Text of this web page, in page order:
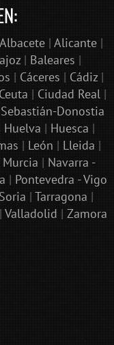
Albacete| Alicante|
| Baleares |
| Cáceres | Cádiz|
Ceuta | Ciudad Real|
Donostia
Huelva | Huesca |
| León | Lleida |
Murcia | Navarra -
| Pontevedra - Vigo
Soria | Tarragona |
| Valladolid | Zamora